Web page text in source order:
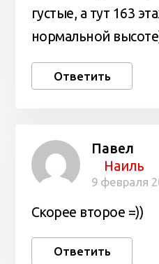
густые, а тут 163
нормальной
Ответить
Павел
Наиль
9 февраля
Скорее второе =))
Ответить